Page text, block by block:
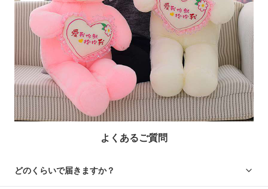
よくあるご質問
どのくらいで届きますか？